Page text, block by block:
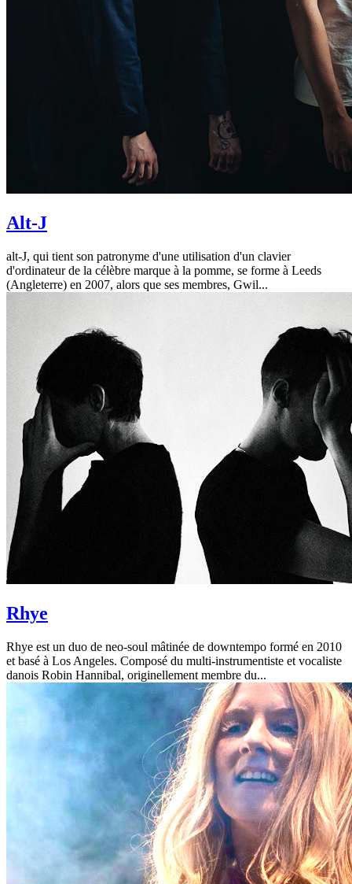
Alt-J
alt-J, qui tient son patronyme d'une utilisation d'un clavier
d'ordinateur de la célèbre marque à la pomme, se forme à Leeds
(Angleterre) en 2007, alors que ses membres, Gwil...
Rhye
Rhye est un duo de neo-soul mâtinée de downtempo formé en 2010
et basé à Los Angeles. Composé du multi-instrumentiste et vocaliste
danois Robin Hannibal, originellement membre du...